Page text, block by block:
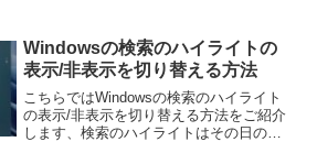
Windowsの検索のハイライトの
表示/非表示を切り替える方法
こちらではWindowsの検索のハイライト
の表示/非表示を切り替える方法をご紹介
します、検索のハイライトはその日の記